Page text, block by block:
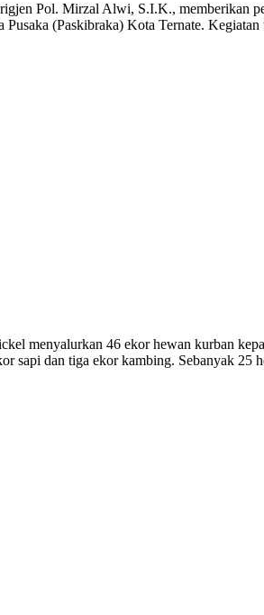
Pol. Mirzal Alwi, S.I.K., memberikan
(Paskibraka) Kota Ternate.
46 ekor hewan kurban
sapi dan tiga ekor kambing. Sebanyak